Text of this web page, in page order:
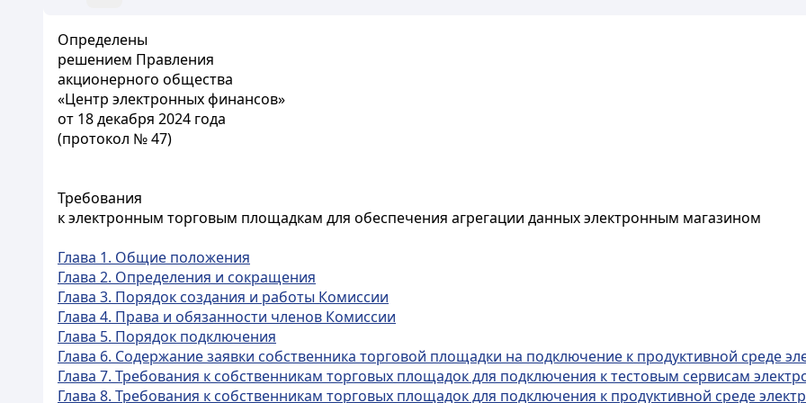
Определены
решением Правления
акционерного общества
«Центр электронных финансов»
от 18 декабря 2024 года
(протокол № 47)
Требования
к электронным торговым площадкам для обеспечения агрегации данных электронным магазином
Глава 1. Общие положения
Глава 2. Определения и сокращения
Глава 3. Порядок создания и работы Комиссии
Глава 4. Права и обязанности членов Комиссии
Глава 5. Порядок подключения
Глава 6. Содержание заявки собственника торговой площадки на подключение к продуктивной среде
Глава 7. Требования к собственникам торговых площадок для подключения к тестовым сервисам
Глава 8. Требования к собственникам торговых площадок для подключения к продуктивной среде